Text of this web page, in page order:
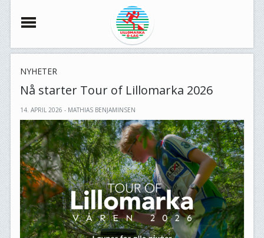
NYHETER
Nå starter Tour of Lillomarka 2026
14. APRIL 2026 - MATHIAS BENJAMINSEN